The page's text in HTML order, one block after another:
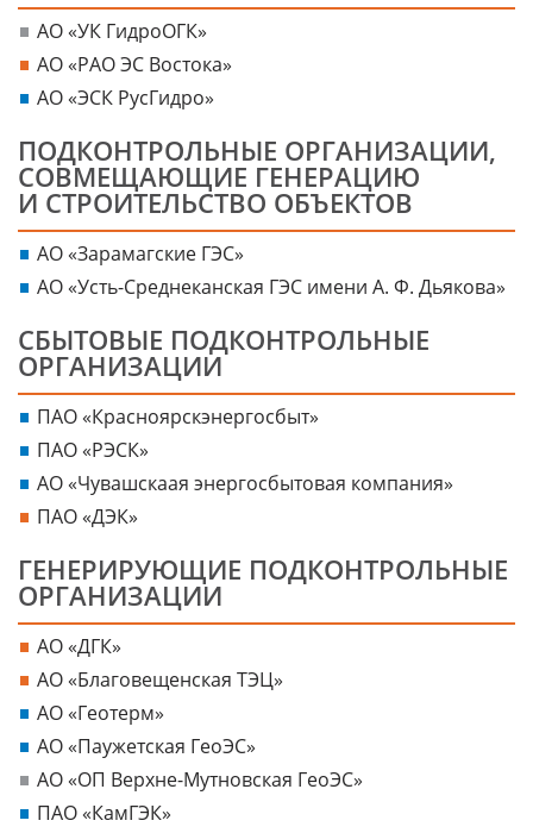
АО «УК ГидроОГК»
АО «РАО ЭС Востока»
АО «ЭСК РусГидро»
ПОДКОНТРОЛЬНЫЕ ОРГАНИЗАЦИИ,
СОВМЕЩАЮЩИЕ ГЕНЕРАЦИЮ
И СТРОИТЕЛЬСТВО ОБЪЕКТОВ
АО «Зарамагские ГЭС»
АО «Усть-Среднеканская ГЭС имени А. Ф. Дьякова»
СБЫТОВЫЕ ПОДКОНТРОЛЬНЫЕ
ОРГАНИЗАЦИИ
ПАО «Красноярскэнергосбыт»
ПАО «РЭСК»
АО «Чувашскаaя энергосбытовая компания»
ПАО «ДЭК»
ГЕНЕРИРУЮЩИЕ ПОДКОНТРОЛЬНЫЕ
ОРГАНИЗАЦИИ
АО «ДГК»
АО «Благовещенская ТЭЦ»
АО «Геотерм»
АО «Паужетская ГеоЭС»
АО «ОП Верхне-Мутновская ГеоЭС»
ПАО «КамГЭК»